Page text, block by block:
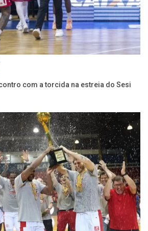
com a torcida na estreia do Sesi